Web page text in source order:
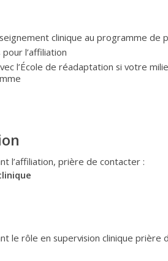
clinique au programme de
l’affiliation
l’École de réadaptation si votre
l’affiliation, prière de contacter :
le rôle en supervision clinique prière